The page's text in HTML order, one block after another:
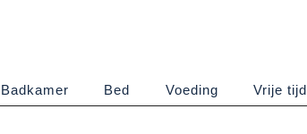
Badkamer Bed Voeding Vrije tijd